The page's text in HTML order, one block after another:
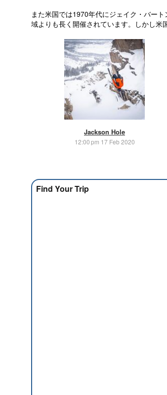
また米国では1970年代にジェイク・バー
域よりも長く開催されています。しかし
Jackson Hole
12:00 pm 17 Feb 2020
Find Your Trip